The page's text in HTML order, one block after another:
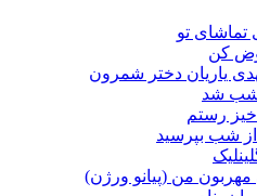
تماشای تو
کن
یاریان دختر شمرون
شب شد
رستم
شب بپرسید
مهربون من (پیانو ورژن)